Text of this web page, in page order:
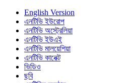
English Version
এনটিভি ইউরোপ
এনটিভি অস্ট্রেলিয়া
এনটিভি ইউএই
এনটিভি মালয়েশিয়া
এনটিভি কানেক্ট
ভিডিও
ছবি